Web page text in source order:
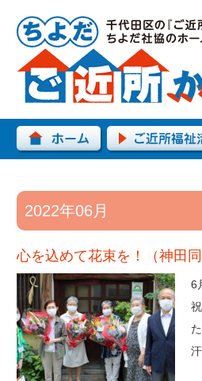
2022年06月
心を込めて花束を！（神田同
6